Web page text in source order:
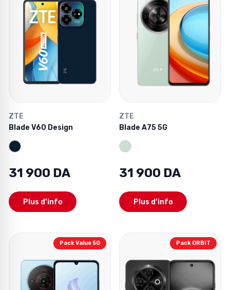
ZTE
Blade V60 Design
31 900 DA
Plus d’info
ZTE
Blade A75 5G
31 900 DA
Plus d’info
Pack Value 5G Pack ORBIT